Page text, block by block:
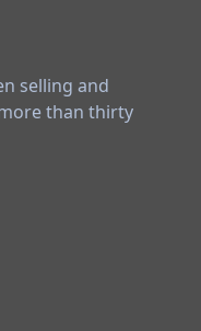
selling and
than thirty